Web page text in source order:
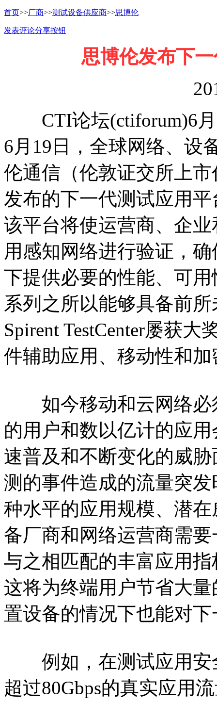
首页>>厂商>>测试设备供应商>>思博伦
发表评论分享按钮
思博伦发布下
CTI论坛(ctiforum)6月
6月19日，全球网络、设
伦通信（伦敦证交所上
发布的下一代测试应用平
该平台将使运营商、企
用感知网络进行验证，
下提供必要的性能、可用
系列之所以能够具备前
Spirent TestCenter屡获
件辅助应用、移动性和
如今移动和云网络必
的用户和数以亿计的应
速普及和不断变化的威
测的事件造成的流量突
种水平的应用规模、潜
备厂商和网络运营商需
与之相匹配的丰富应用
这将为终端用户节省大
置设备的情况下也能对
例如，在测试应用安
超过80Gbps的真实应用